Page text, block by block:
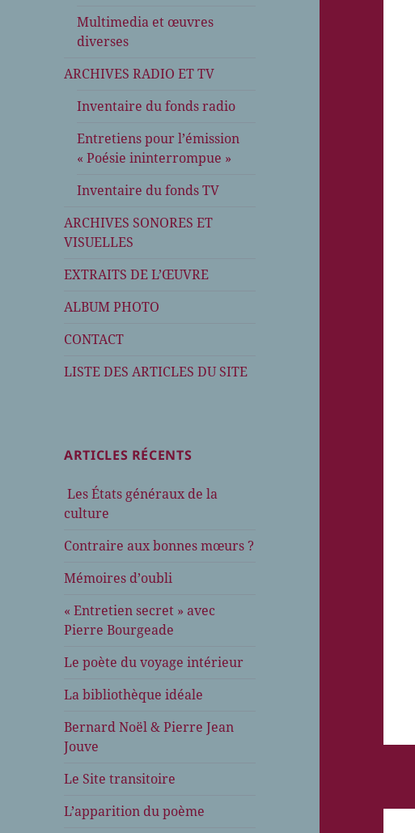
Multimedia et œuvres
diverses
ARCHIVES RADIO ET TV
Inventaire du fonds radio
Entretiens pour l’émission
« Poésie ininterrompue »
Inventaire du fonds TV
ARCHIVES SONORES ET
VISUELLES
EXTRAITS DE L’ŒUVRE
ALBUM PHOTO
CONTACT
LISTE DES ARTICLES DU SITE
ARTICLES RÉCENTS
Les États généraux de la
culture
Contraire aux bonnes mœurs ?
Mémoires d’oubli
« Entretien secret » avec
Pierre Bourgeade
Le poète du voyage intérieur
La bibliothèque idéale
Bernard Noël & Pierre Jean
Jouve
Le Site transitoire
L’apparition du poème